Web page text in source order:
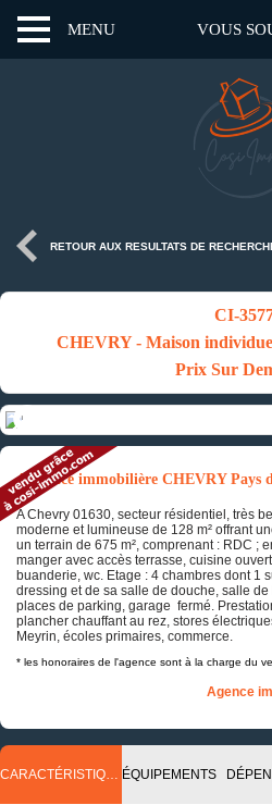
MENU VOUS
RETOUR AUX RESULTATS DE
CI-
CHEVRY - Maison
Prix Sur
Annonce immobilière CHEVRY Pays
A Chevry 01630, secteur résidentiel, très
moderne et lumineuse de 128 m² offrant
un terrain de 675 m², comprenant : RDC ;
manger avec accès terrasse, cuisine
buanderie, wc. Etage : 4 chambres dont 1
dressing et de sa salle de douche, salle
places de parking, garage fermé.
plancher chauffant au rez, stores
Meyrin, écoles primaires, commerce.
* les honoraires de l'agence sont à la charge du
Agence
CARACTÉRISTIQUES ÉQUIPEMENTS